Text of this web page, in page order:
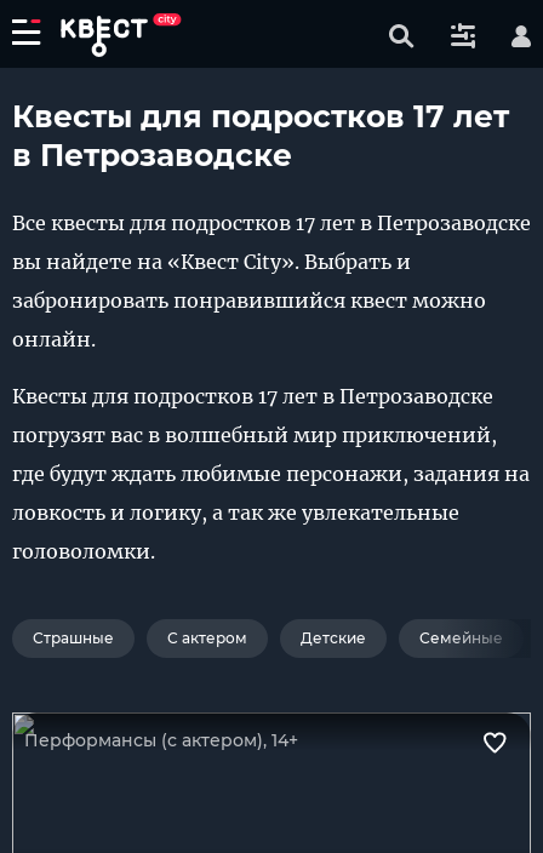
Квесты для подростков 17 лет
в Петрозаводске
Все квесты для подростков 17 лет в Петрозаводске
вы найдете на «Квест City». Выбрать и
забронировать понравившийся квест можно
онлайн.
Квесты для подростков 17 лет в Петрозаводске
погрузят вас в волшебный мир приключений,
где будут ждать любимые персонажи, задания на
ловкость и логику, а так же увлекательные
головоломки.
Страшные С актером Детские Семейные
Перформансы (с актером), 14+